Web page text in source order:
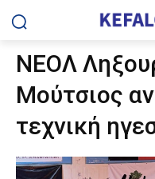
ΝΕΟΛ
Μούτσιος
τεχνική